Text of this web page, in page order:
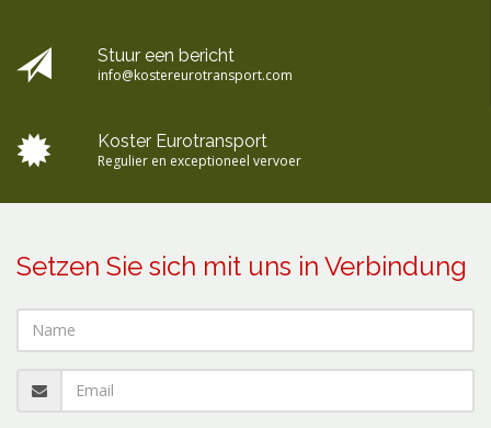
Stuur een bericht
info@kostereurotransport.com
Koster Eurotransport
Regulier en exceptioneel vervoer
Setzen Sie sich mit uns in Verbindung